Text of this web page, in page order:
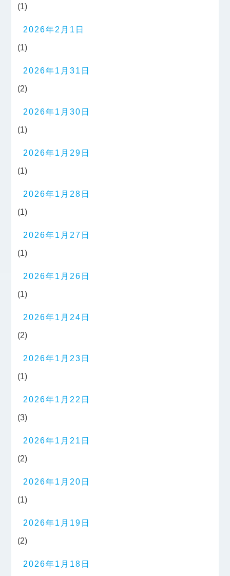
(1)
2026年2月1日
(1)
2026年1月31日
(2)
2026年1月30日
(1)
2026年1月29日
(1)
2026年1月28日
(1)
2026年1月27日
(1)
2026年1月26日
(1)
2026年1月24日
(2)
2026年1月23日
(1)
2026年1月22日
(3)
2026年1月21日
(2)
2026年1月20日
(1)
2026年1月19日
(2)
2026年1月18日